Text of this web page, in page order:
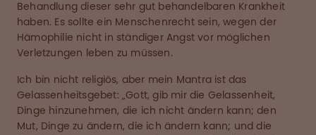
Behandlung dieser sehr gut behandelbaren Krankheit
haben. Es sollte ein Menschenrecht sein, wegen der
Hämophilie nicht in ständiger Angst vor möglichen
Verletzungen leben zu müssen.
Ich bin nicht religiös, aber mein Mantra ist das
Gelassenheitsgebet: „Gott, gib mir die Gelassenheit,
Dinge hinzunehmen, die ich nicht ändern kann; den
Mut, Dinge zu ändern, die ich ändern kann; und die